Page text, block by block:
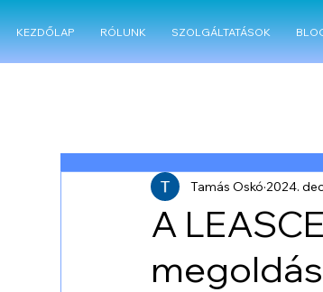
KEZDŐLAP RÓLUNK SZOLGÁLTATÁSOK
A
Tamás Oskó 2024.